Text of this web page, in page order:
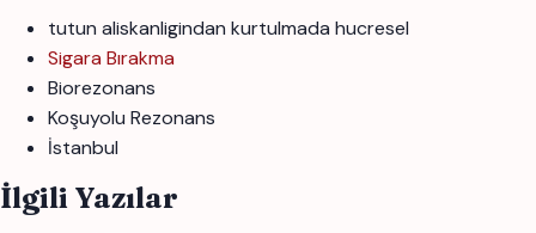
tutun aliskanligindan kurtulmada hucresel
Sigara Bırakma
Biorezonans
Koşuyolu Rezonans
İstanbul
İlgili Yazılar